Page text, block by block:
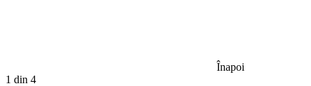
Înapoi
1 din 4